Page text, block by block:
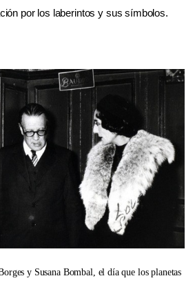
por los laberintos y sus símbolos.
y Susana Bombal, el día que los planetas